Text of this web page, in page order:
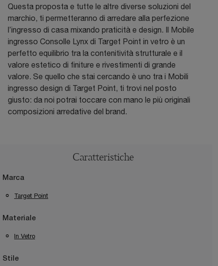
Questa proposta e tutte le altre diverse soluzioni del
marchio, ti permetteranno di arredare alla perfezione
l’ingresso di casa mixando praticità e design. Il Mobile
ingresso Consolle Lynx di Target Point in vetro è un
perfetto equilibrio tra la contenitività strutturale e il
valore estetico di finiture e rivestimenti di grande
valore. Se quello che stai cercando è uno tra i Mobili
ingresso design di Target Point, ti trovi nel posto
giusto: da noi potrai toccare con mano le più originali
composizioni arredative del brand.
Caratteristiche
Marca
Target Point
Materiale
In Vetro
Stile